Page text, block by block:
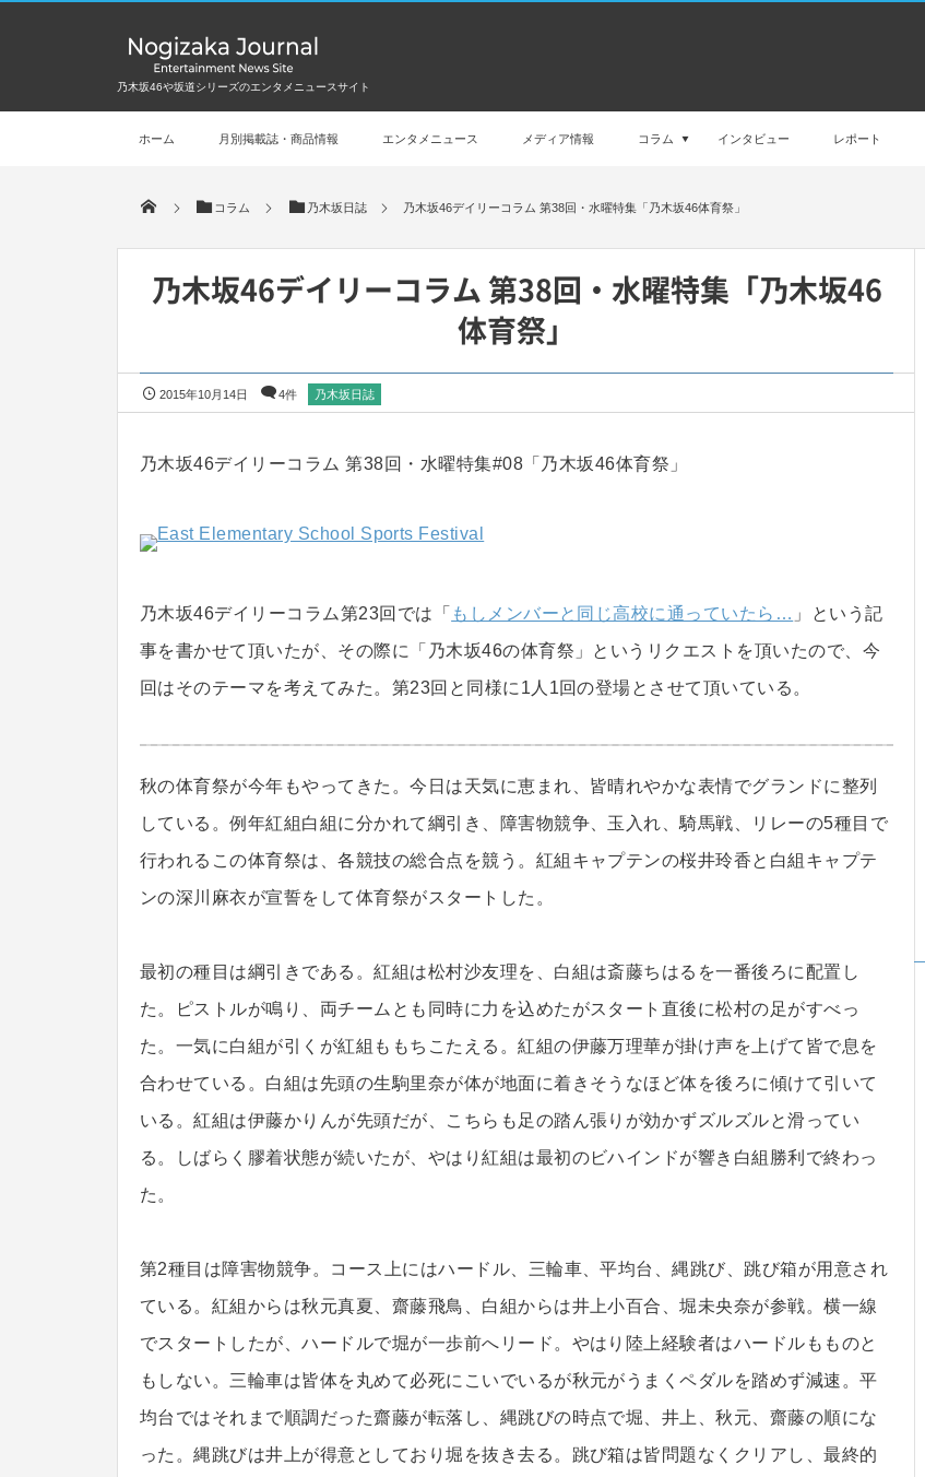
乃木坂46や坂道シリーズのエンタメニュースサイト
ホーム 月別掲載誌・商品情報 エンタメニュース メディア情報 コラム インタビュー レポート
コラム 乃木坂日誌 乃木坂46デイリーコラム 第38回・水曜特集「乃木坂46体育祭」
乃木坂46デイリーコラム 第38回・水曜特集「乃木坂46
体育祭」
2015年10月14日 4件 乃木坂日誌
乃木坂46デイリーコラム 第38回・水曜特集#08「乃木坂46体育祭」
乃木坂46デイリーコラム第23回では「 もしメンバーと同じ高校に通っていたら… 」という記
事を書かせて頂いたが、その際に「乃木坂46の体育祭」というリクエストを頂いたので、今
回はそのテーマを考えてみた。第23回と同様に1人1回の登場とさせて頂いている。
秋の体育祭が今年もやってきた。今日は天気に恵まれ、皆晴れやかな表情でグランドに整列
している。例年紅組白組に分かれて綱引き、障害物競争、玉入れ、騎馬戦、リレーの5種目で
行われるこの体育祭は、各競技の総合点を競う。紅組キャプテンの桜井玲香と白組キャプテ
ンの深川麻衣が宣誓をして体育祭がスタートした。
最初の種目は綱引きである。紅組は松村沙友理を、白組は斎藤ちはるを一番後ろに配置し
た。ピストルが鳴り、両チームとも同時に力を込めたがスタート直後に松村の足がすべっ
た。一気に白組が引くが紅組ももちこたえる。紅組の伊藤万理華が掛け声を上げて皆で息を
合わせている。白組は先頭の生駒里奈が体が地面に着きそうなほど体を後ろに傾けて引いて
いる。紅組は伊藤かりんが先頭だが、こちらも足の踏ん張りが効かずズルズルと滑ってい
る。しばらく膠着状態が続いたが、やはり紅組は最初のビハインドが響き白組勝利で終わっ
た。
第2種目は障害物競争。コース上にはハードル、三輪車、平均台、縄跳び、跳び箱が用意され
ている。紅組からは秋元真夏、齋藤飛鳥、白組からは井上小百合、堀未央奈が参戦。横一線
でスタートしたが、ハードルで堀が一歩前へリード。やはり陸上経験者はハードルもものと
もしない。三輪車は皆体を丸めて必死にこいでいるが秋元がうまくペダルを踏めず減速。平
均台ではそれまで順調だった齋藤が転落し、縄跳びの時点で堀、井上、秋元、齋藤の順にな
った。縄跳びは井上が得意としており堀を抜き去る。跳び箱は皆問題なくクリアし、最終的